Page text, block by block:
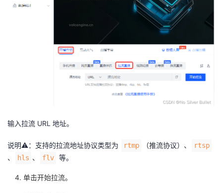
输入拉流 URL 地址。
说明⚠️：支持的拉流地址协议类型为 rtmp （推流协议）、 rtsp
、 hls 、 flv 等。
单击开始拉流。